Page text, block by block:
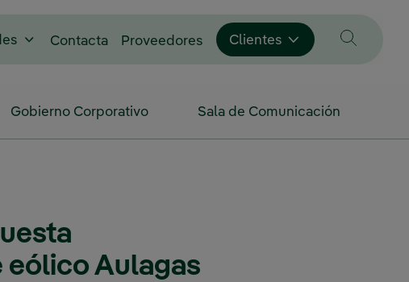
Contacta ProveedoresEnlace externo, se abre en
Clientes
Gobierno Corporativo Sala de Comunicación
eólico Aulagas